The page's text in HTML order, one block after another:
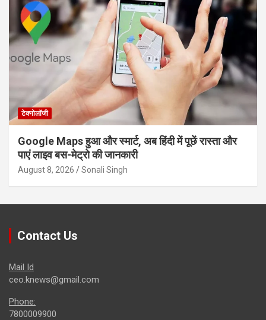
टेक्नोलॉजी
Google Maps हुआ और स्मार्ट, अब हिंदी में पूछें रास्ता और
पाएं लाइव बस-मेट्रो की जानकारी
August 8, 2026 Sonali Singh
Contact Us
Mail Id
ceo.knews@gmail.com
Phone:
7800009900